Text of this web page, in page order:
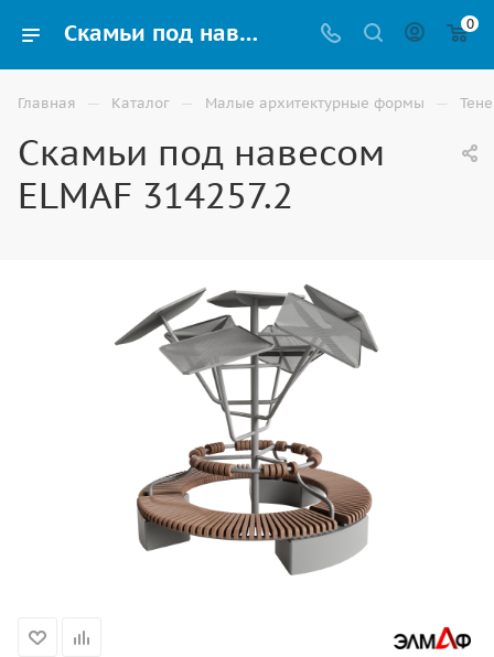
Скамьи под навесом ELMAF 314257.2 купить для улицы, детской и спортивной площадки в Волгограде 0
Главная — Каталог — Малые архитектурные формы —
Скамьи под навесом
ELMAF 314257.2